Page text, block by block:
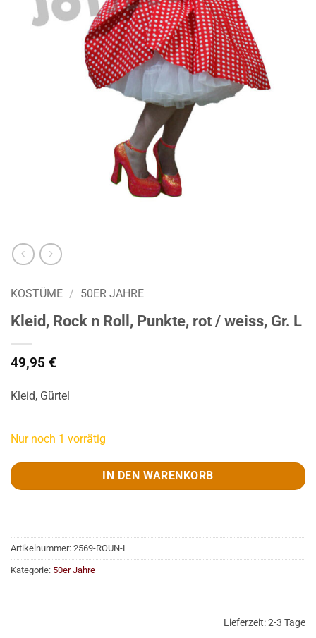
KOSTÜME / 50ER JAHRE
Kleid, Rock n Roll, Punkte, rot / weiss, Gr. L
49,95 €
Kleid, Gürtel
Nur noch 1 vorrätig
IN DEN WARENKORB
Artikelnummer: 2569-ROUN-L
Kategorie: 50er Jahre
Lieferzeit:2-3 Tage